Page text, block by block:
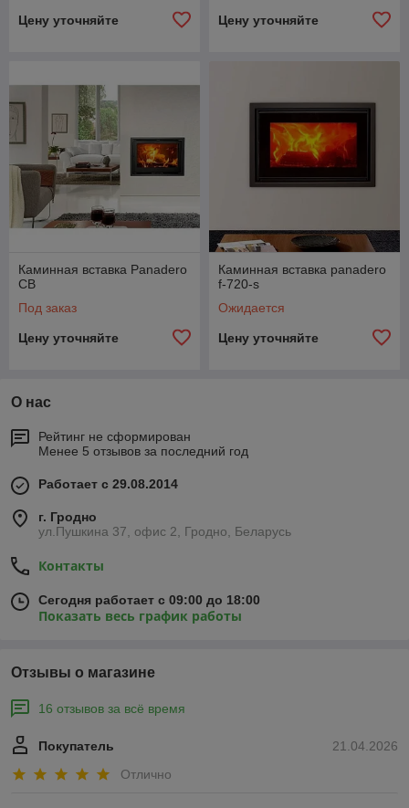
Цену уточняйте Цену уточняйте
Каминная вставка Panadero
CB
Под заказ
Цену уточняйте
Каминная вставка panadero
f-720-s
Ожидается
Цену уточняйте
О нас
Рейтинг не сформирован
Менее 5 отзывов за последний год
Работает с 29.08.2014
г. Гродно
ул.Пушкина 37, офис 2, Гродно, Беларусь
Контакты
Сегодня работает с 09:00 до 18:00
Показать весь график работы
Отзывы о магазине
16 отзывов за всё время
21.04.2026
Покупатель
Отлично